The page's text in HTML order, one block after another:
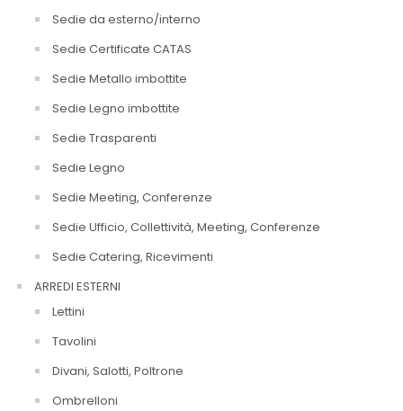
Sedie da esterno/interno
Sedie Certificate CATAS
Sedie Metallo imbottite
Sedie Legno imbottite
Sedie Trasparenti
Sedie Legno
Sedie Meeting, Conferenze
Sedie Ufficio, Collettività, Meeting, Conferenze
Sedie Catering, Ricevimenti
ARREDI ESTERNI
Lettini
Tavolini
Divani, Salotti, Poltrone
Ombrelloni